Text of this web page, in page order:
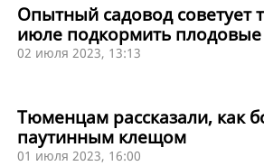
Опытный садовод советует
июле подкормить плодовые
02 июля 2023, 13:13
Тюменцам рассказали, как
паутинным клещом
01 июля 2023, 16:00